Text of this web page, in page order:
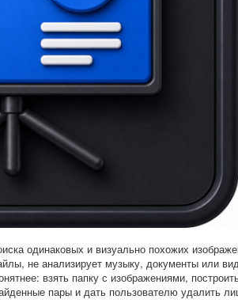
одинаковых и визуально похожих
не анализирует музыку, документы или
взять папку с изображениями,
пары и дать пользователю удалить